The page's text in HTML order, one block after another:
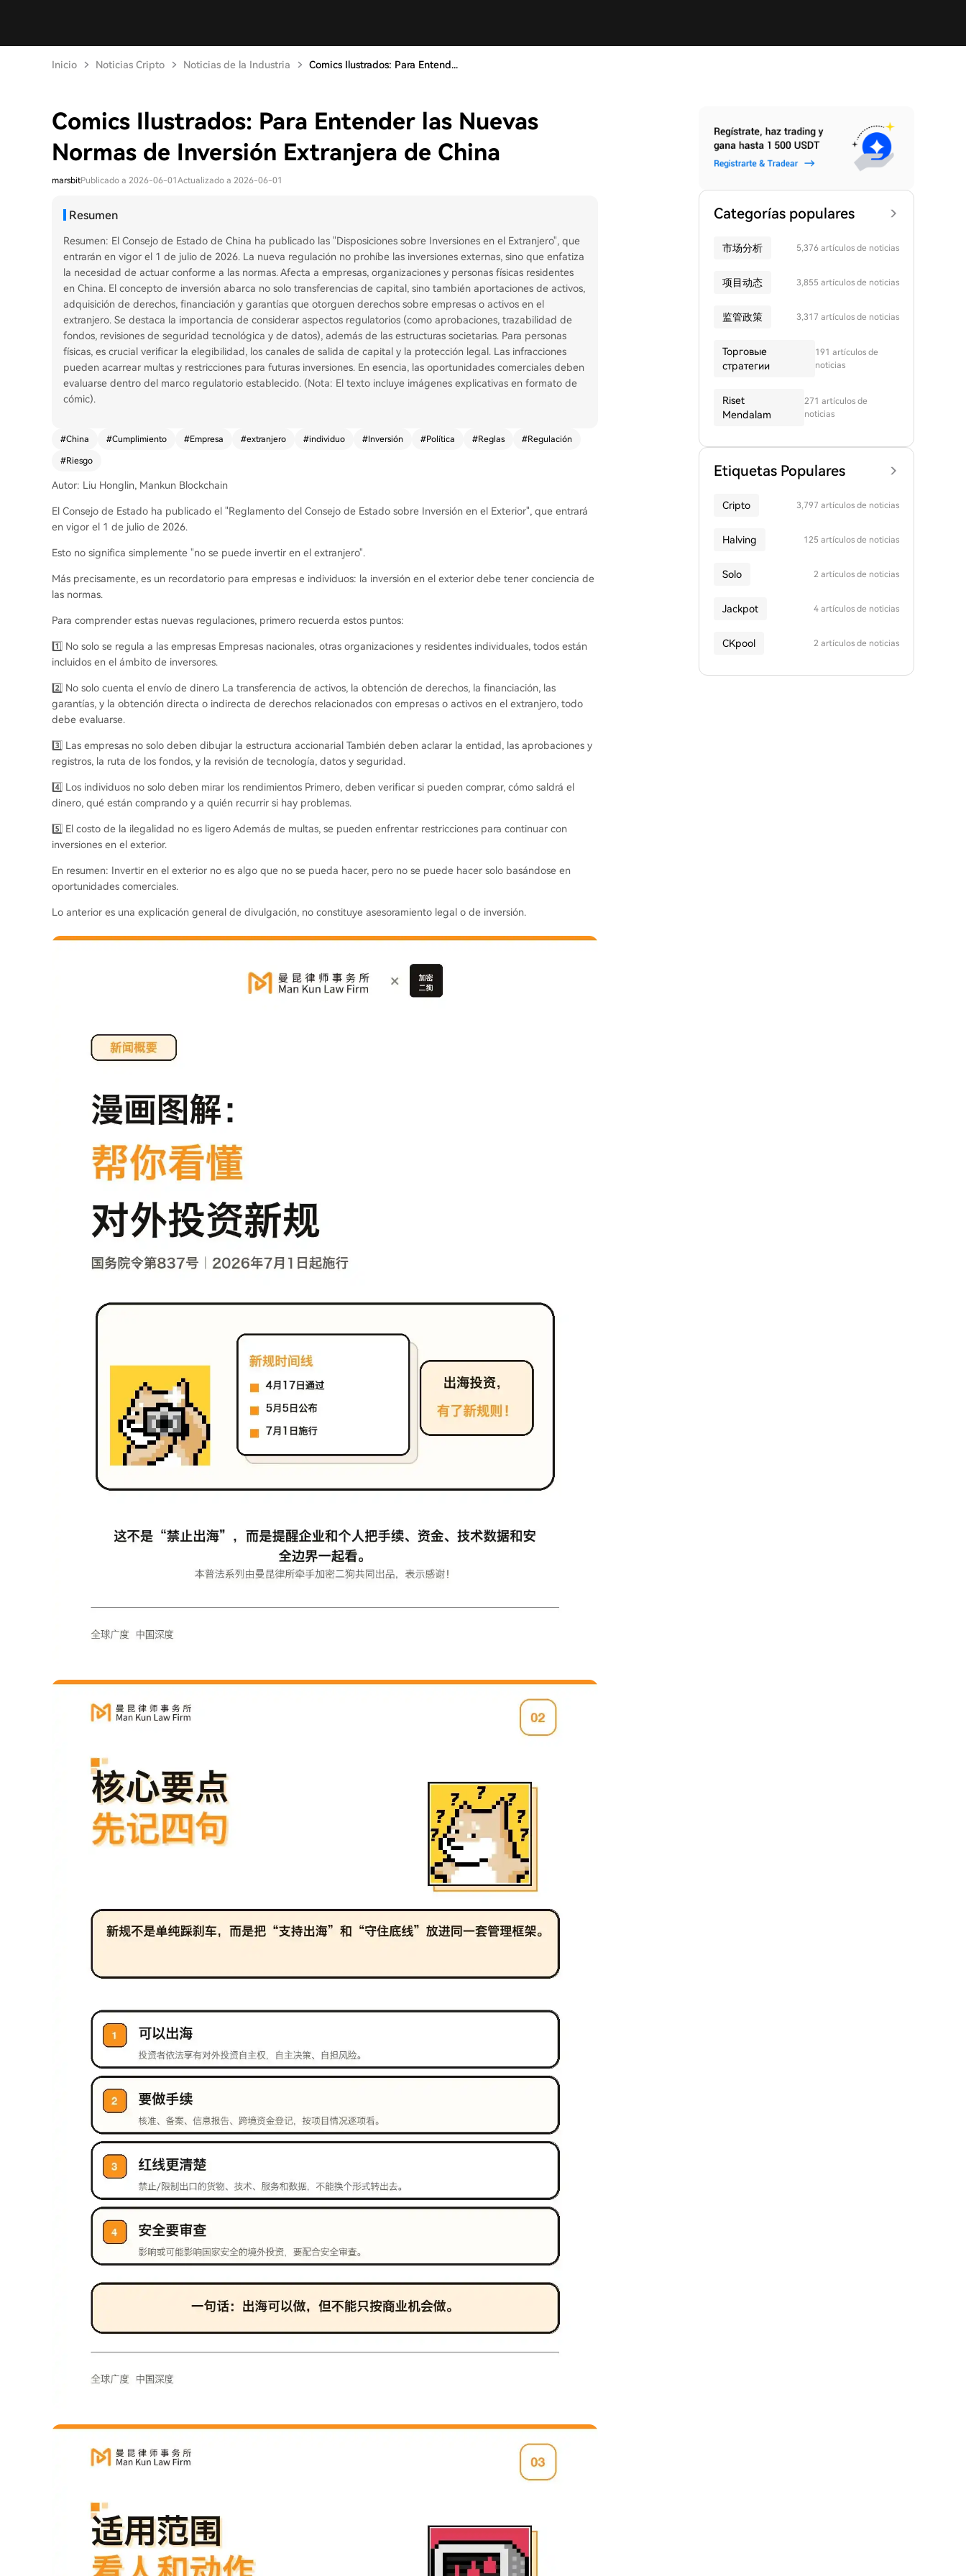
Inicio Noticias Cripto Noticias de la Industria Comics Ilustrados: Para Entend...
Comics Ilustrados: Para Entender las Nuevas
Normas de Inversión Extranjera de China
marsbitPublicado a 2026-06-01 Actualizado a 2026-06-01
Resumen
Resumen: El Consejo de Estado de China ha publicado las "Disposiciones sobre Inversiones en el Extranjero", que
entrarán en vigor el 1 de julio de 2026. La nueva regulación no prohíbe las inversiones externas, sino que enfatiza
la necesidad de actuar conforme a las normas. Afecta a empresas, organizaciones y personas físicas residentes
en China. El concepto de inversión abarca no solo transferencias de capital, sino también aportaciones de activos,
adquisición de derechos, financiación y garantías que otorguen derechos sobre empresas o activos en el
extranjero. Se destaca la importancia de considerar aspectos regulatorios (como aprobaciones, trazabilidad de
fondos, revisiones de seguridad tecnológica y de datos), además de las estructuras societarias. Para personas
físicas, es crucial verificar la elegibilidad, los canales de salida de capital y la protección legal. Las infracciones
pueden acarrear multas y restricciones para futuras inversiones. En esencia, las oportunidades comerciales deben
evaluarse dentro del marco regulatorio establecido. (Nota: El texto incluye imágenes explicativas en formato de
cómic).
#China #Cumplimiento #Empresa #extranjero #individuo #Inversión #Política #Reglas #Regulación
#Riesgo
Autor: Liu Honglin, Mankun Blockchain
El Consejo de Estado ha publicado el "Reglamento del Consejo de Estado sobre Inversión en el Exterior", que entrará
en vigor el 1 de julio de 2026.
Esto no significa simplemente "no se puede invertir en el extranjero".
Más precisamente, es un recordatorio para empresas e individuos: la inversión en el exterior debe tener conciencia de
las normas.
Para comprender estas nuevas regulaciones, primero recuerda estos puntos:
1️⃣ No solo se regula a las empresas Empresas nacionales, otras organizaciones y residentes individuales, todos están
incluidos en el ámbito de inversores.
2️⃣ No solo cuenta el envío de dinero La transferencia de activos, la obtención de derechos, la financiación, las
garantías, y la obtención directa o indirecta de derechos relacionados con empresas o activos en el extranjero, todo
debe evaluarse.
3️⃣ Las empresas no solo deben dibujar la estructura accionarial También deben aclarar la entidad, las aprobaciones y
registros, la ruta de los fondos, y la revisión de tecnología, datos y seguridad.
4️⃣ Los individuos no solo deben mirar los rendimientos Primero, deben verificar si pueden comprar, cómo saldrá el
dinero, qué están comprando y a quién recurrir si hay problemas.
5️⃣ El costo de la ilegalidad no es ligero Además de multas, se pueden enfrentar restricciones para continuar con
inversiones en el exterior.
En resumen: Invertir en el exterior no es algo que no se pueda hacer, pero no se puede hacer solo basándose en
oportunidades comerciales.
Lo anterior es una explicación general de divulgación, no constituye asesoramiento legal o de inversión.
Categorías populares
市场分析 5,376 artículos de noticias
项目动态 3,855 artículos de noticias
监管政策 3,317 artículos de noticias
Торговые
стратегии
191 artículos de
noticias
Riset
Mendalam
271 artículos de
noticias
Etiquetas Populares
Cripto 3,797 artículos de noticias
Halving 125 artículos de noticias
Solo 2 artículos de noticias
Jackpot 4 artículos de noticias
CKpool 2 artículos de noticias